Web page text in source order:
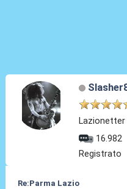
Lazionetter
16.982
Registrato
Re:Parma Lazio